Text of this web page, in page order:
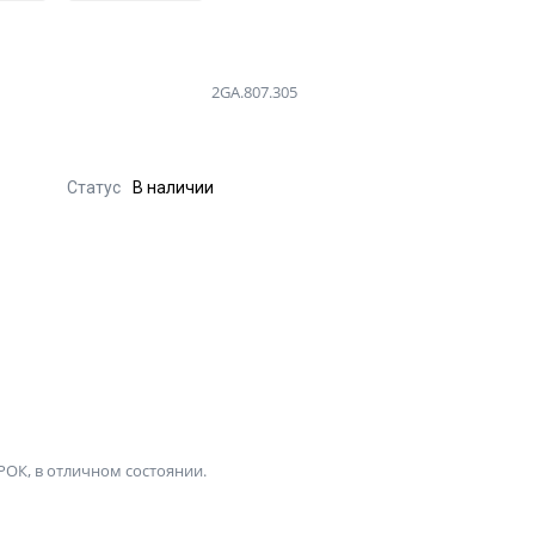
2GA.807.305
Статус В наличии
в отличном состоянии.